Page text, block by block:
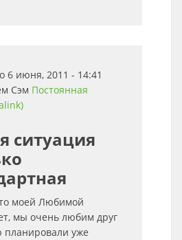
6 июня, 2011 - 14:41
Сэм Постоянная
ситуация
моей Любимой
мы очень любим друг
планировали уже